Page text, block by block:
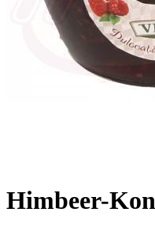
Himbeer-